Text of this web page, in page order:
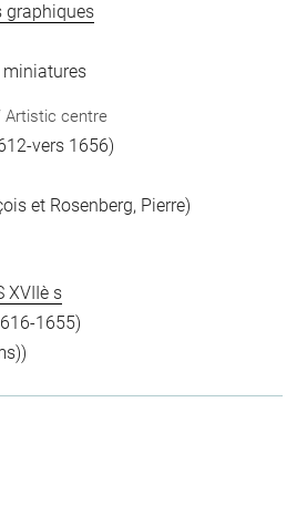
graphiques
miniatures
centre
vers 1656)
et Rosenberg, Pierre)
XVIIè s
1655)